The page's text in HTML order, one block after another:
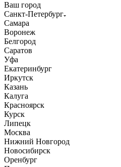
Ваш город
Санкт-Петербург
Самара
Воронеж
Белгород
Саратов
Уфа
Екатеринбург
Иркутск
Казань
Калуга
Красноярск
Курск
Липецк
Москва
Нижний Новгород
Новосибирск
Оренбург